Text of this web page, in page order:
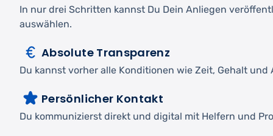
In nur drei Schritten kannst Du Dein Anliegen
auswählen.
Absolute Transparenz
Du kannst vorher alle Konditionen wie Zeit, Gehalt und
Persönlicher Kontakt
Du kommunizierst direkt und digital mit Helfern und